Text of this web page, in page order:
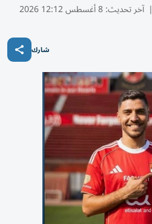
| آخر تحديث:8 أغسطس 12:12 2026
شارك